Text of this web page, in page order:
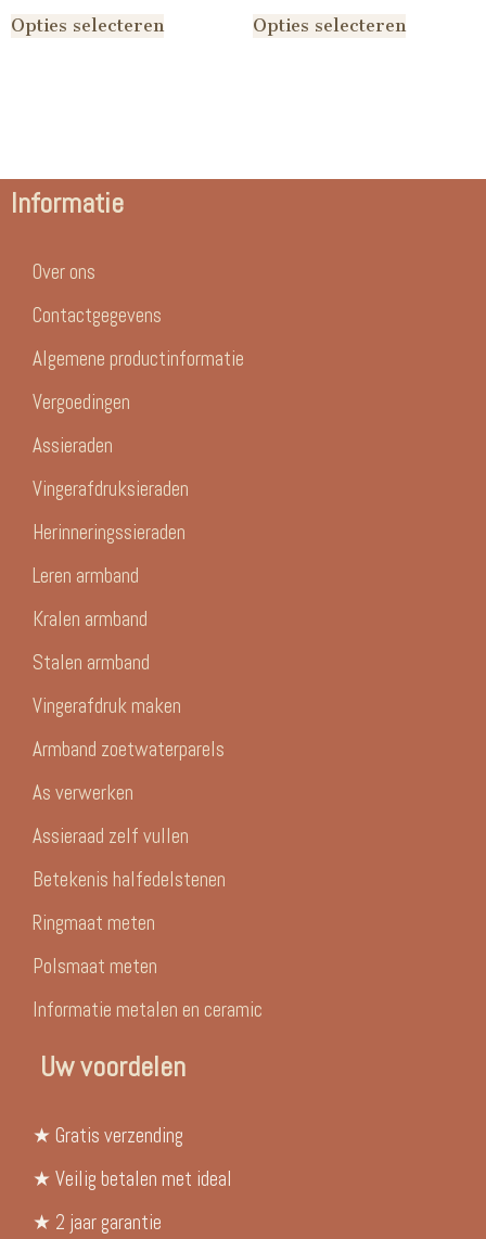
Opties selecteren Opties selecteren
Informatie
Over ons
Contactgegevens
Algemene productinformatie
Vergoedingen
Assieraden
Vingerafdruksieraden
Herinneringssieraden
Leren armband
Kralen armband
Stalen armband
Vingerafdruk maken
Armband zoetwaterparels
As verwerken
Assieraad zelf vullen
Betekenis halfedelstenen
Ringmaat meten
Polsmaat meten
Informatie metalen en ceramic
Uw voordelen
★ Gratis verzending
★ Veilig betalen met ideal
★ 2 jaar garantie